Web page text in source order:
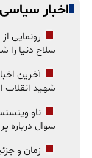
اخبار سیاسی
رونمایی
سلاح دنیا را
آخرین
شهید
سوال درباره پرواز
زمان و